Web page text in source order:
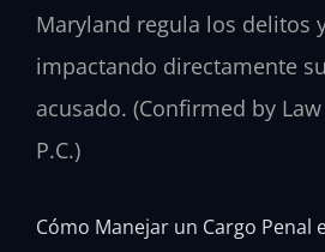
Maryland regula los delitos
impactando directamente
acusado. (Confirmed by Law
P.C.)
Cómo Manejar un Cargo Penal